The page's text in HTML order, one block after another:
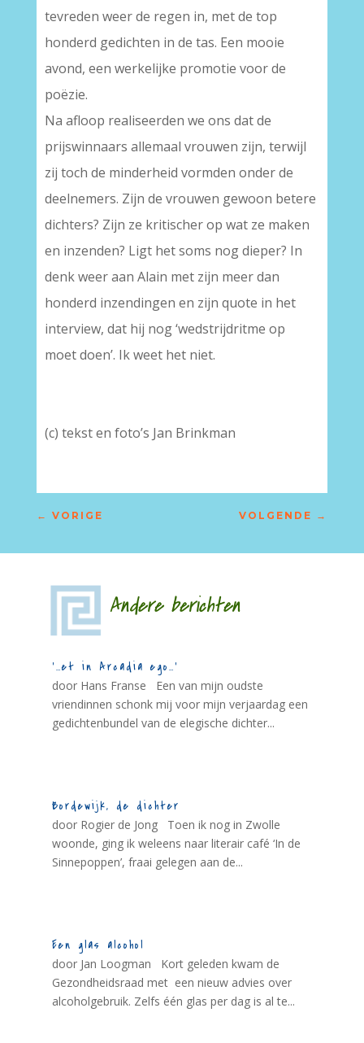
tevreden weer de regen in, met de top
honderd gedichten in de tas. Een mooie
avond, een werkelijke promotie voor de
poëzie.
Na afloop realiseerden we ons dat de
prijswinnaars allemaal vrouwen zijn, terwijl
zij toch de minderheid vormden onder de
deelnemers. Zijn de vrouwen gewoon betere
dichters? Zijn ze kritischer op wat ze maken
en inzenden? Ligt het soms nog dieper? In
denk weer aan Alain met zijn meer dan
honderd inzendingen en zijn quote in het
interview, dat hij nog ‘wedstrijdritme op
moet doen’. Ik weet het niet.
(c) tekst en foto’s Jan Brinkman
← VORIGE VOLGENDE →
Andere berichten
‘…et in Arcadia ego…’
door Hans Franse Een van mijn oudste
vriendinnen schonk mij voor mijn verjaardag een
gedichtenbundel van de elegische dichter...
Bordewijk, de dichter
door Rogier de Jong Toen ik nog in Zwolle
woonde, ging ik weleens naar literair café ‘In de
Sinnepoppen’, fraai gelegen aan de...
Een glas alcohol
door Jan Loogman Kort geleden kwam de
Gezondheidsraad met een nieuw advies over
alcoholgebruik. Zelfs één glas per dag is al te...